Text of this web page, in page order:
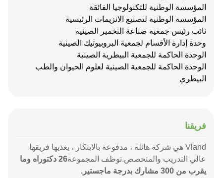
المؤسسة الوطنية للتكنولوجيا الفائقة
المؤسسة الوطنية لتصنيع الانزيمات الرئيسية
نائب رئيس جمعية صناعة التخمير الصينية
وحدة إدارة الأقسام لجمعية البروبيوتيك الصينية
الوحدة الحاكمة للجمعية البيطرية الصينية
الوحدة الحاكمة للجمعية الصينية لعلوم الحيوان والطب
البيطري
فريقنا
Vland هي شركة هائلة ، مدفوعة بالابتكار ، يغذيها فريقها
عالي التدريب والمتخصص.توظف المجموعة
26 دكتوراه وما
يقرب من 300 مشارك بدرجة ماجستير.